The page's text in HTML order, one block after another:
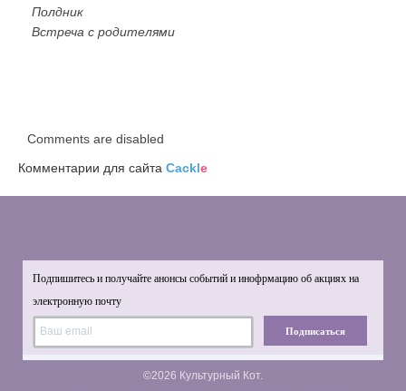
Полдник
Встреча с родителями
Comments are disabled
Комментарии для сайта Cackle
Подпишитесь и получайте анонсы событий и инофрмацию об акциях на
электронную почту
Подписаться
©2026 Культурный Кот.